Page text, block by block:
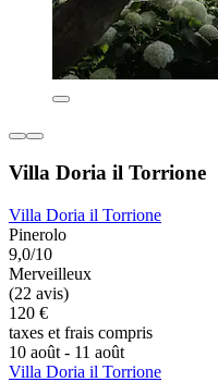
Villa Doria il Torrione
Villa Doria il Torrione
Pinerolo
9,0/10
Merveilleux
(22 avis)
120 €
taxes et frais compris
10 août - 11 août
Villa Doria il Torrione